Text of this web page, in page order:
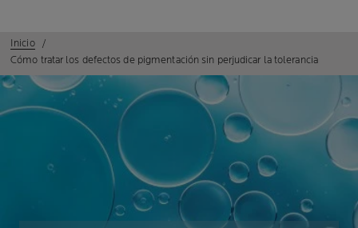
Inicio
Cómo tratar los defectos de pigmentación sin perjudicar la tolerancia